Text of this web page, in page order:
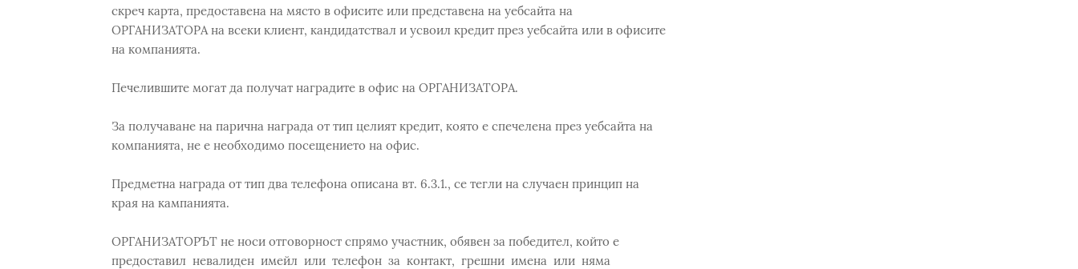
скреч карта, предоставена на място в офисите или представена на уебсайта на
ОРГАНИЗАТОРА на всеки клиент, кандидатствал и усвоил кредит през уебсайта или в офисите
на компанията.
Печелившите могат да получат наградите в офис на ОРГАНИЗАТОРА.
За получаване на парична награда от тип целият кредит, която е спечелена през уебсайта на
компанията, не е необходимо посещението на офис.
Предметна награда от тип два телефона описана вт. 6.3.1., се тегли на случаен принцип на
края на кампанията.
ОРГАНИЗАТОРЪТ не носи отговорност спрямо участник, обявен за победител, който е
предоставил невалиден имейл или телефон за контакт, грешни имена или няма